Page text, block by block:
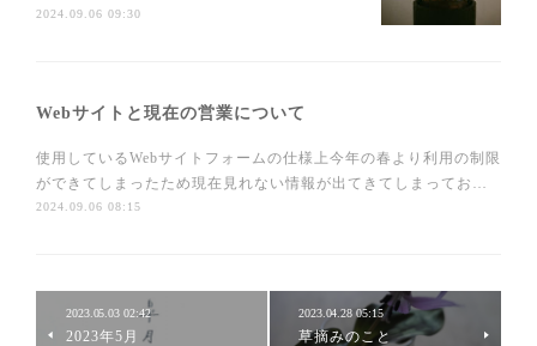
2024.09.06 09:30
Webサイトと現在の営業について
使用しているWebサイトフォームの仕様上今年の春より利用の制限
ができてしまったため現在見れない情報が出てきてしまってお…
2024.09.06 08:15
2023.05.03 02:42
2023年5月
2023.04.28 05:15
草摘みのこと